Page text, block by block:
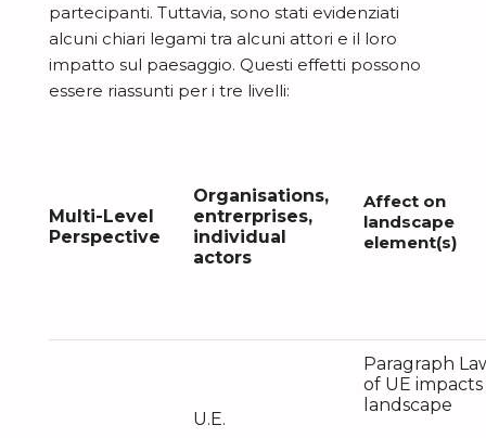
partecipanti. Tuttavia, sono stati evidenziati
alcuni chiari legami tra alcuni attori e il loro
impatto sul paesaggio. Questi effetti possono
essere riassunti per i tre livelli:
Multi-Level
Perspective
Organisations,
entrerprises,
individual
actors
Affect on
landscape
element(s)
U.E.
Paragraph
of UE impacts
landscape